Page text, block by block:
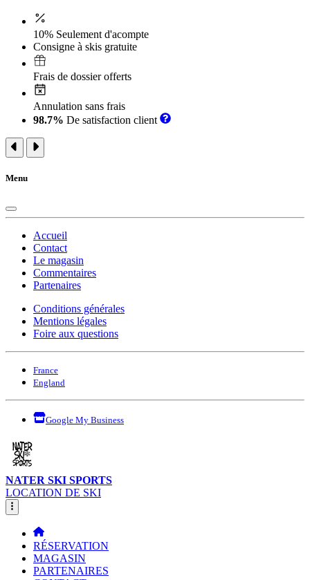
10% Seulement d'acompte
Consigne à skis gratuite
Frais de dossier offerts
Annulation sans frais
98.7% De satisfaction client
Menu
Accueil
Contact
Le magasin
Commentaires
Partenaires
Conditions générales
Mentions légales
Foire aux questions
France
England
Google My Business
NATER SKI SPORTS
LOCATION DE SKI
RÉSERVATION
MAGASIN
PARTENAIRES